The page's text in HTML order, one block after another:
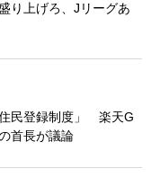
り上げろ、Jリーグあ
民登録制度」 楽天G
首長が議論